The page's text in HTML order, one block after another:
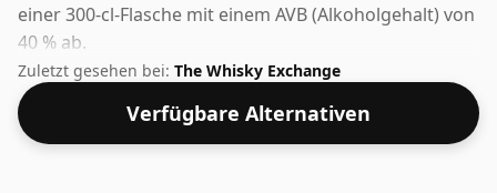
einer 300-cl-Flasche mit einem AVB (Alkoholgehalt) von
40 % ab.
Zuletzt gesehen bei: The Whisky Exchange
Verfügbare Alternativen